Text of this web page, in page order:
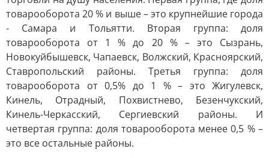
товарооборота 20 % и выше – это крупнейшие города
- Самара и Тольятти. Вторая группа: доля
товарооборота от 1 % до 20 % – это Сызрань,
Новокуйбышевск, Чапаевск, Волжский, Красноярский,
Ставропольский районы. Третья группа: доля
товарооборота от 0,5% до 1 % – это Жигулевск,
Кинель, Отрадный, Похвистнево, Безенчукский,
Кинель-Черкасский, Сергиевский районы. И
четвертая группа: доля товарооборота менее 0,5 % –
это все остальные районы.